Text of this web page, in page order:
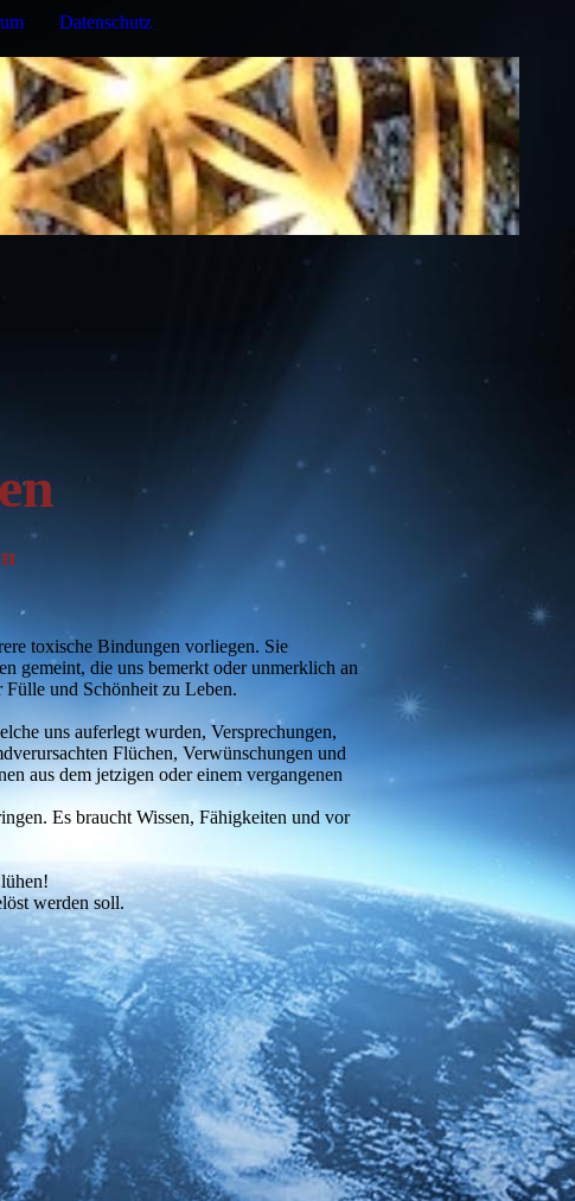
Datenschutz
toxische Bindungen vorliegen. Sie
gemeint, die uns bemerkt oder unmerklich an
Fülle und Schönheit zu Leben.
uns auferlegt wurden, Versprechungen,
Flüchen, Verwünschungen und
aus dem jetzigen oder einem vergangenen
Es braucht Wissen, Fähigkeiten und vor
werden soll.